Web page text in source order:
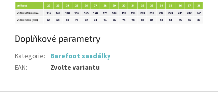
Doplňkové parametry
Kategorie: Barefoot sandálky
EAN: Zvolte variantu